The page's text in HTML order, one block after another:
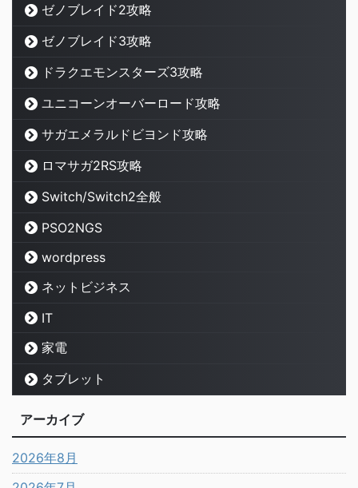
ゼノブレイド2攻略
ゼノブレイド3攻略
ドラクエモンスターズ3攻略
ユニコーンオーバーロード攻略
サガエメラルドビヨンド攻略
ロマサガ2RS攻略
Switch/Switch2全般
PSO2NGS
wordpress
ネットビジネス
IT
家電
タブレット
アーカイブ
2026年8月